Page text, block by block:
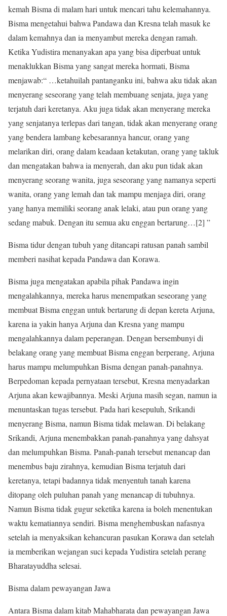
kemah Bisma di malam hari untuk mencari tahu kelemahannya.
Bisma mengetahui bahwa Pandawa dan Kresna telah masuk ke
dalam kemahnya dan ia menyambut mereka dengan ramah.
Ketika Yudistira menanyakan apa yang bisa diperbuat untuk
menaklukkan Bisma yang sangat mereka hormati, Bisma
menjawab:“ …ketahuilah pantanganku ini, bahwa aku tidak akan
menyerang seseorang yang telah membuang senjata, juga yang
terjatuh dari keretanya. Aku juga tidak akan menyerang mereka
yang senjatanya terlepas dari tangan, tidak akan menyerang orang
yang bendera lambang kebesarannya hancur, orang yang
melarikan diri, orang dalam keadaan ketakutan, orang yang takluk
dan mengatakan bahwa ia menyerah, dan aku pun tidak akan
menyerang seorang wanita, juga seseorang yang namanya seperti
wanita, orang yang lemah dan tak mampu menjaga diri, orang
yang hanya memiliki seorang anak lelaki, atau pun orang yang
sedang mabuk. Dengan itu semua aku enggan bertarung…[2] ”
Bisma tidur dengan tubuh yang ditancapi ratusan panah sambil
memberi nasihat kepada Pandawa dan Korawa.
Bisma juga mengatakan apabila pihak Pandawa ingin
mengalahkannya, mereka harus menempatkan seseorang yang
membuat Bisma enggan untuk bertarung di depan kereta Arjuna,
karena ia yakin hanya Arjuna dan Kresna yang mampu
mengalahkannya dalam peperangan. Dengan bersembunyi di
belakang orang yang membuat Bisma enggan berperang, Arjuna
harus mampu melumpuhkan Bisma dengan panah-panahnya.
Berpedoman kepada pernyataan tersebut, Kresna menyadarkan
Arjuna akan kewajibannya. Meski Arjuna masih segan, namun ia
menuntaskan tugas tersebut. Pada hari kesepuluh, Srikandi
menyerang Bisma, namun Bisma tidak melawan. Di belakang
Srikandi, Arjuna menembakkan panah-panahnya yang dahsyat
dan melumpuhkan Bisma. Panah-panah tersebut menancap dan
menembus baju zirahnya, kemudian Bisma terjatuh dari
keretanya, tetapi badannya tidak menyentuh tanah karena
ditopang oleh puluhan panah yang menancap di tubuhnya.
Namun Bisma tidak gugur seketika karena ia boleh menentukan
waktu kematiannya sendiri. Bisma menghembuskan nafasnya
setelah ia menyaksikan kehancuran pasukan Korawa dan setelah
ia memberikan wejangan suci kepada Yudistira setelah perang
Bharatayuddha selesai.
Bisma dalam pewayangan Jawa
Antara Bisma dalam kitab Mahabharata dan pewayangan Jawa